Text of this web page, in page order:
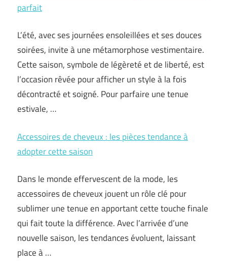
parfait
L’été, avec ses journées ensoleillées et ses douces
soirées, invite à une métamorphose vestimentaire.
Cette saison, symbole de légèreté et de liberté, est
l’occasion rêvée pour afficher un style à la fois
décontracté et soigné. Pour parfaire une tenue
estivale, …
Accessoires de cheveux : les pièces tendance à
adopter cette saison
Dans le monde effervescent de la mode, les
accessoires de cheveux jouent un rôle clé pour
sublimer une tenue en apportant cette touche finale
qui fait toute la différence. Avec l’arrivée d’une
nouvelle saison, les tendances évoluent, laissant
place à …